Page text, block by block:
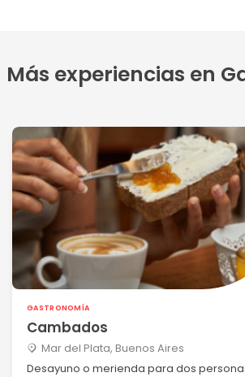
Más experiencias en
GASTRONOMÍA
Cambados
Mar del Plata, Buenos Aires
Desayuno o merienda para dos